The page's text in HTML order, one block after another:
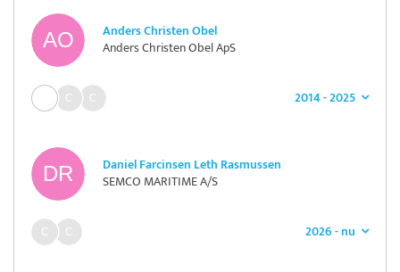
Anders Christen Obel
Anders Christen Obel ApS
2014 - 2025
Daniel Farcinsen Leth Rasmussen
SEMCO MARITIME A/S
2026 - nu